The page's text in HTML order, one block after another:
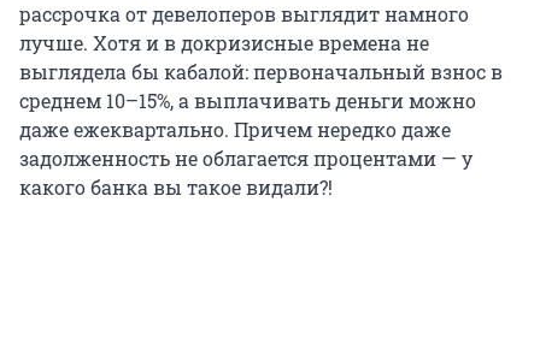
рассрочка от девелоперов выглядит намного
лучше. Хотя и в докризисные времена не
выглядела бы кабалой: первоначальный взнос в
среднем 10–15%, а выплачивать деньги можно
даже ежеквартально. Причем нередко даже
задолженность не облагается процентами — у
какого банка вы такое видали?!